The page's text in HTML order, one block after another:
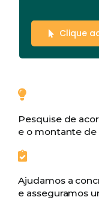
Clique
Pesquise de
e o montante
Ajudamos a
e asseguramos